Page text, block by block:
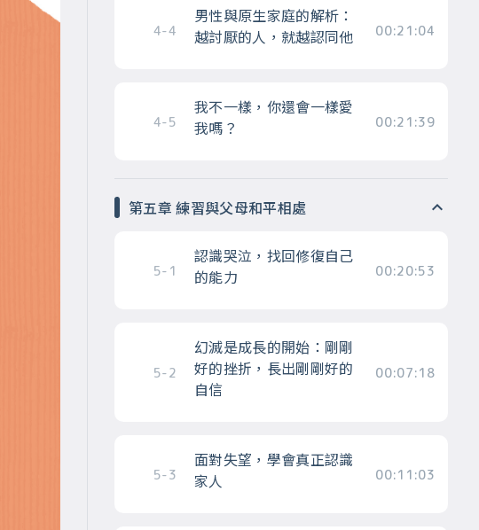
4-4
男性與原生家庭的解析：
越討厭的人，就越認同他
00:21:04
4-5
我不一樣，你還會一樣愛
我嗎？
00:21:39
第五章 練習與父母和平相處
5-1
認識哭泣，找回修復自己
的能力
00:20:53
5-2
幻滅是成長的開始：剛剛
好的挫折，長出剛剛好的
自信
00:07:18
5-3
面對失望，學會真正認識
家人
00:11:03